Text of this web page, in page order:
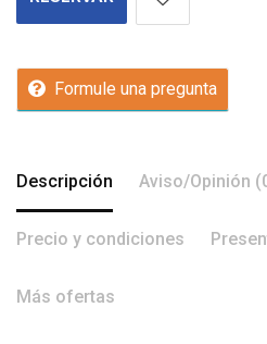
Formule una pregunta
Descripción Aviso/Opinión
Precio y condiciones
Más ofertas